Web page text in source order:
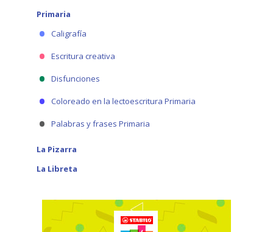
Primaria
Caligrafía
Escritura creativa
Disfunciones
Coloreado en la lectoescritura Primaria
Palabras y frases Primaria
La Pizarra
La Libreta